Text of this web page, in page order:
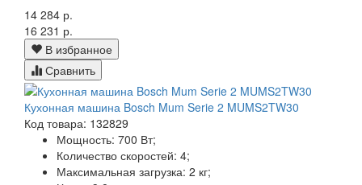
14 284 р.
16 231 р.
В избранное
Сравнить
Кухонная машина Bosch Mum Serie 2 MUMS2TW30
Код товара: 132829
Мощность: 700 Вт;
Количество скоростей: 4;
Максимальная загрузка: 2 кг;